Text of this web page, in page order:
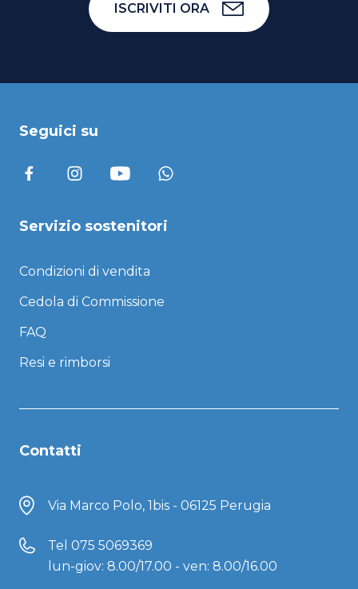
ISCRIVITI ORA
Seguici su
Servizio sostenitori
Condizioni di vendita
Cedola di Commissione
FAQ
Resi e rimborsi
Contatti
Via Marco Polo, 1bis - 06125 Perugia
Tel 075 5069369
lun-giov: 8.00/17.00 - ven: 8.00/16.00